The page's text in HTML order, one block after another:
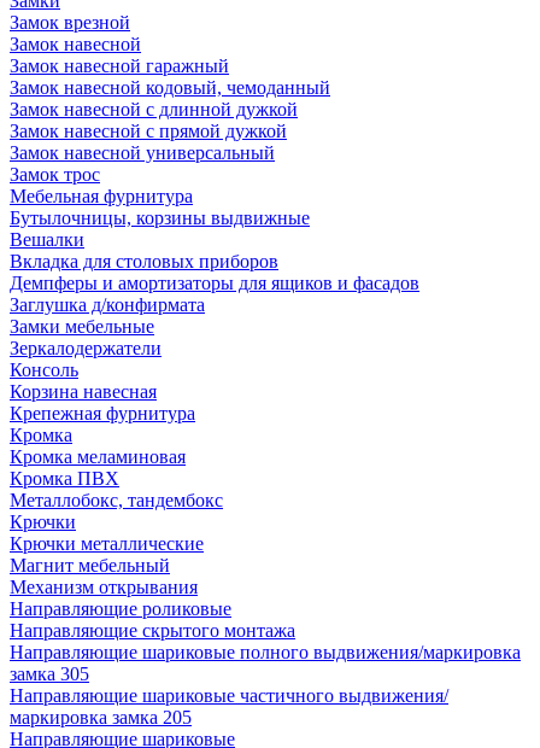
Замок врезной
Замок навесной
Замок навесной гаражный
Замок навесной кодовый, чемоданный
Замок навесной с длинной дужкой
Замок навесной с прямой дужкой
Замок навесной универсальный
Замок трос
Мебельная фурнитура
Бутылочницы, корзины выдвижные
Вешалки
Вкладка для столовых приборов
Демпферы и амортизаторы для ящиков и фасадов
Заглушка д/конфирмата
Замки мебельные
Зеркалодержатели
Консоль
Корзина навесная
Крепежная фурнитура
Кромка
Кромка меламиновая
Кромка ПВХ
Металлобокс, тандембокс
Крючки
Крючки металлические
Магнит мебельный
Механизм открывания
Направляющие роликовые
Направляющие скрытого монтажа
Направляющие шариковые полного выдвижения/маркировка
замка 305
Направляющие шариковые частичного выдвижения/
маркировка замка 205
Направляющие шариковые